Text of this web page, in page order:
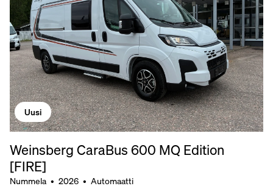
Uusi
Weinsberg CaraBus 600 MQ Edition
[FIRE]
Nummela • 2026 • Automaatti